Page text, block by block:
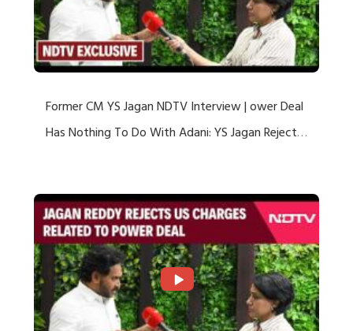
Former CM YS Jagan NDTV Interview | ower Deal
Has Nothing To Do With Adani: YS Jagan Rejects